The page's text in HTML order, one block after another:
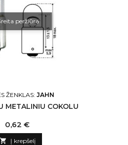
peržiūra
ŽENKLAS: JAHN
METALINIU COKOLU
Kaina
0,62 €
 Į krepšelį